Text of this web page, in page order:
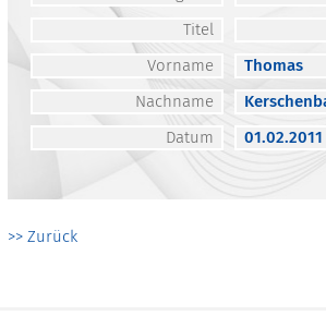
Titel
Vorname
Thomas
Nachname
Datum
01.02.2011
>> Zurück